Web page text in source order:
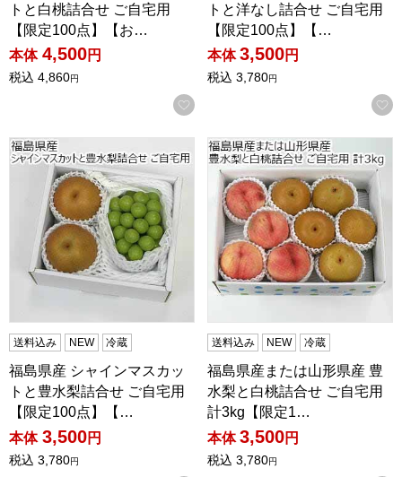
トと白桃詰合せ ご自宅用
【限定100点】【お…
本体 4,500円
税込 4,860円
お気に入りに登録する
トと洋なし詰合せ ご自宅用
【限定100点】【…
本体 3,500円
税込 3,780円
福島県産 シャインマスカットと豊水梨詰合せ ご自宅用【限
送料込み NEW 冷蔵
福島県産 シャインマスカッ
トと豊水梨詰合せ ご自宅用
【限定100点】【…
本体 3,500円
税込 3,780円
福島県産または山形県産 豊
送料込み NEW 冷蔵
福島県産または山形県産 豊
水梨と白桃詰合せ ご自宅用
計3kg【限定1…
本体 3,500円
税込 3,780円